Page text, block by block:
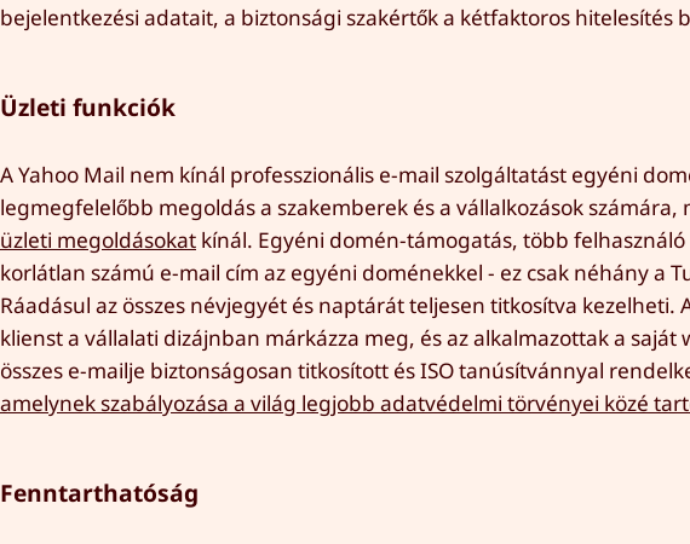
bejelentkezési adatait, a biztonsági szakértők a kétfaktoros hitelesítés
Üzleti funkciók
A Yahoo Mail nem kínál professzionális e-mail szolgáltatást egyéni
legmegfelelőbb megoldás a szakemberek és a vállalkozások
üzleti megoldásokat kínál. Egyéni domén-támogatás, több
korlátlan számú e-mail cím az egyéni doménekkel - ez csak néhány a
Ráadásul az összes névjegyét és naptárát teljesen titkosítva kezelheti.
klienst a vállalati dizájnban márkázza meg, és az alkalmazottak a
összes e-mailje biztonságosan titkosított és ISO tanúsítvánnyal
amelynek szabályozása a világ legjobb adatvédelmi törvényei közé
Fenntarthatóság